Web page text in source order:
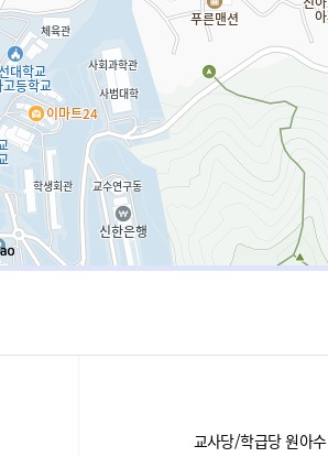
교사당/학급당 원아수